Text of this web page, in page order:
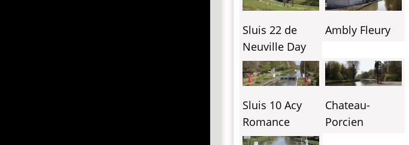
Sluis 22 de
Neuville Day
Ambly Fleury
Sluis 10 Acy
Romance
Chateau-
Porcien